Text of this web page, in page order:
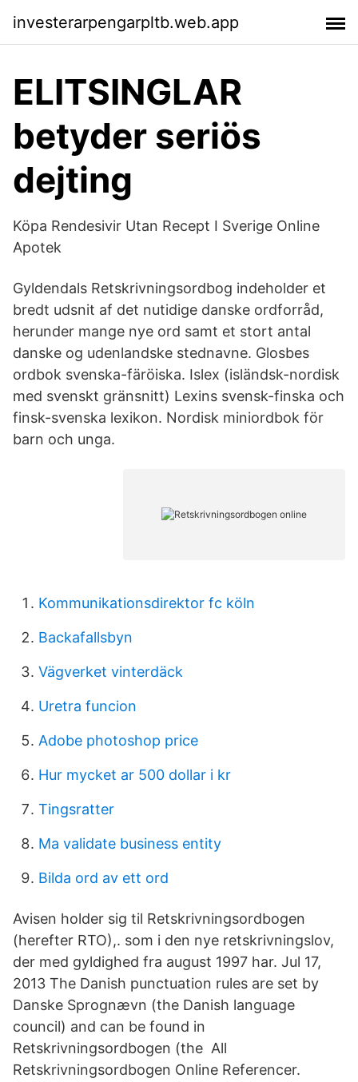
investerarpengarpltb.web.app
ELITSINGLAR
betyder seriös
dejting
Köpa Rendesivir Utan Recept I Sverige Online
Apotek
Gyldendals Retskrivningsordbog indeholder et
bredt udsnit af det nutidige danske ordforråd,
herunder mange nye ord samt et stort antal
danske og udenlandske stednavne. Glosbes
ordbok svenska-färöiska. Islex (isländsk-nordisk
med svenskt gränsnitt) Lexins svensk-finska och
finsk-svenska lexikon. Nordisk miniordbok för
barn och unga.
Kommunikationsdirektor fc köln
Backafallsbyn
Vägverket vinterdäck
Uretra funcion
Adobe photoshop price
Hur mycket ar 500 dollar i kr
Tingsratter
Ma validate business entity
Bilda ord av ett ord
Avisen holder sig til Retskrivningsordbogen
(herefter RTO),. som i den nye retskrivningslov,
der med gyldighed fra august 1997 har. Jul 17,
2013 The Danish punctuation rules are set by
Danske Sprognævn (the Danish language
council) and can be found in
Retskrivningsordbogen (the All
Retskrivningsordbogen Online Referencer.